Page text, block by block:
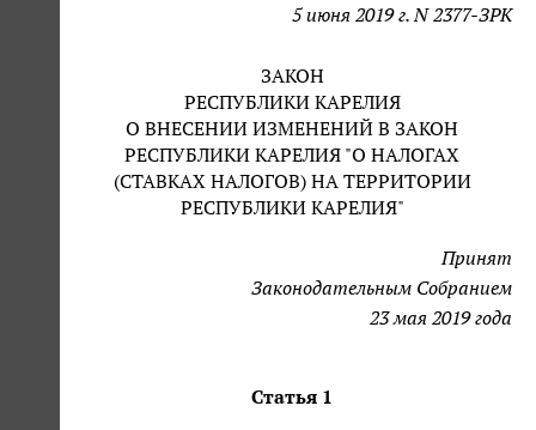
5 июня 2019 г. N 2377-ЗРК
ЗАКОН
РЕСПУБЛИКИ КАРЕЛИЯ
О ВНЕСЕНИИ ИЗМЕНЕНИЙ В ЗАКОН
РЕСПУБЛИКИ КАРЕЛИЯ "О НАЛОГАХ
(СТАВКАХ НАЛОГОВ) НА ТЕРРИТОРИИ
РЕСПУБЛИКИ КАРЕЛИЯ"
Принят
Законодательным Собранием
23 мая 2019 года
Статья 1